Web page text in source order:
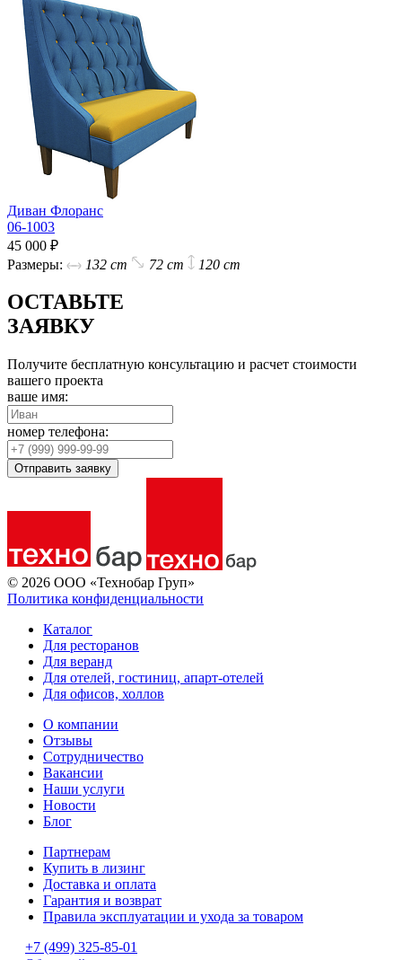
Диван Флоранс
06-1003
45 000 ₽
Размеры:
132 cm 72 cm 120 cm
ОСТАВЬТЕ
ЗАЯВКУ
Получите бесплатную консультацию и расчет стоимости
вашего проекта
ваше имя:
номер телефона:
Отправить заявку
© 2026 ООО «Технобар Груп»
Политика конфиденциальности
Каталог
Для ресторанов
Для веранд
Для отелей, гостиниц, апарт-отелей
Для офисов, холлов
О компании
Отзывы
Сотрудничество
Вакансии
Наши услуги
Новости
Блог
Партнерам
Купить в лизинг
Доставка и оплата
Гарантия и возврат
Правила эксплуатации и ухода за товаром
+7 (499) 325-85-01